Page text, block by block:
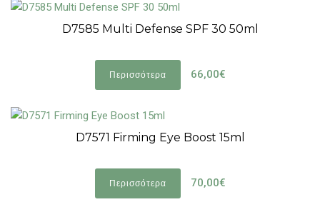
D7585 Multi Defense SPF 30 50ml
Περισσότερα 66,00€
D7571 Firming Eye Boost 15ml
Περισσότερα 70,00€